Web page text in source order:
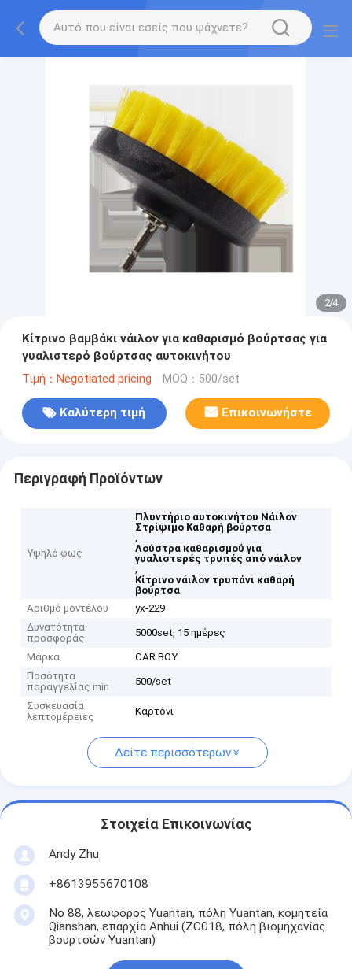
2/4
Κίτρινο βαμβάκι νάιλον για καθαρισμό βούρτσας για
γυαλιστερό βούρτσας αυτοκινήτου
Τιμή：Negotiated pricing MOQ：500/set
Καλύτερη τιμή Επικοινωνήστε
Περιγραφή Προϊόντων
Υψηλό φως
Πλυντήριο αυτοκινήτου Νάιλον
Στρίψιμο Καθαρή βούρτσα
,
Λούστρα καθαρισμού για
γυαλιστερές τρυπές από νάιλον
,
Κίτρινο νάιλον τρυπάνι καθαρή
βούρτσα
Αριθμό μοντέλου
yx-229
Δυνατότητα
προσφοράς
5000set, 15 ημέρες
Μάρκα
CAR BOY
Ποσότητα
παραγγελίας min
500/set
Συσκευασία
λεπτομέρειες
Καρτόνι
Δείτε περισσότερων
Στοιχεία Επικοινωνίας
Andy Zhu
+8613955670108
Νο 88, λεωφόρος Yuantan, πόλη Yuantan, κομητεία
Qianshan, επαρχία Anhui (ZC018, πόλη βιομηχανίας
βουρτσών Yuantan)